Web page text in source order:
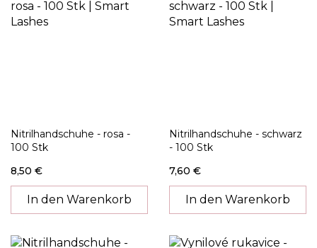
Nitrilhandschuhe - rosa -
100 Stk
8,50 €
In den Warenkorb
Nitrilhandschuhe - schwarz
- 100 Stk
7,60 €
In den Warenkorb